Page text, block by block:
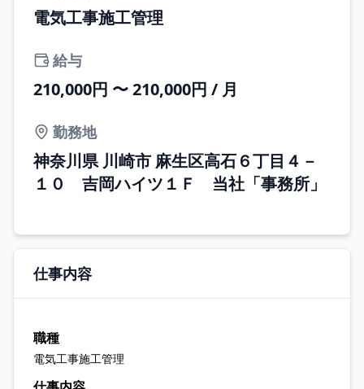
電気工事施工管理
給与
210,000円 〜 210,000円 / 月
勤務地
神奈川県 川崎市 麻生区高石６丁目４－
１０ 吉岡ハイツ１Ｆ 当社「事務所」
仕事内容
職種
電気工事施工管理